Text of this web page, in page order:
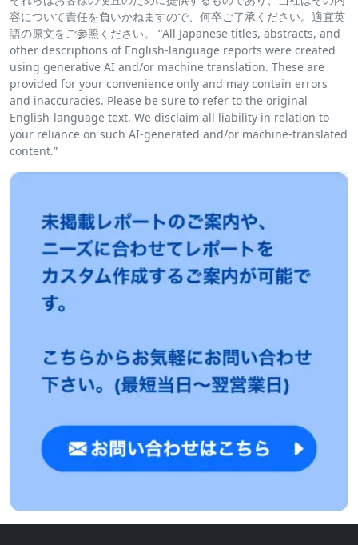
容について責任を負いかねますので、何卒ご了承ください。適宜英
語の原文をご参照ください。 “All Japanese titles, abstracts, and
other descriptions of English-language reports were created
using generative AI and/or machine translation. These are
provided for your convenience only and may contain errors
and inaccuracies. Please be sure to refer to the original
English-language text. We disclaim all liability in relation to
your reliance on such AI-generated and/or machine-translated
content.”